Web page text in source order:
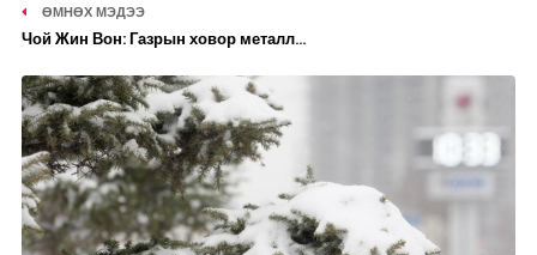
ӨМНӨХ МЭДЭЭ
Чой Жин Вон: Газрын ховор металл...